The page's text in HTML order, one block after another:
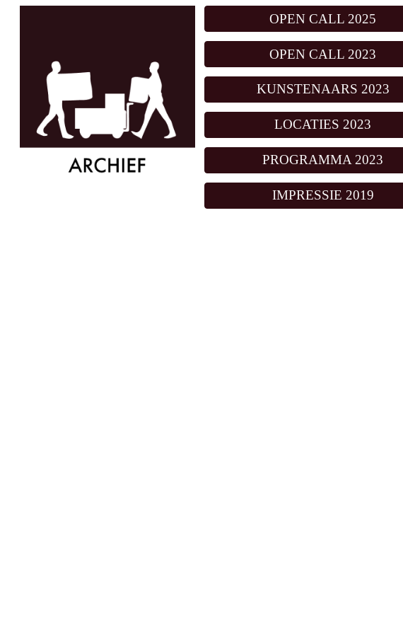
OPEN CALL 2025
OPEN CALL 2023
KUNSTENAARS 2023
LOCATIES 2023
PROGRAMMA 2023
IMPRESSIE 2019